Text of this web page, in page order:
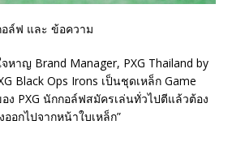
าญ Brand Manager, PXG Thailand by
Black Ops Irons เป็นชุดเหล็ก Game
ง PXG นักกอล์ฟสมัครเล่นทั่วไปตีแล้วต้อง
อกไปจากหน้าใบเหล็ก”